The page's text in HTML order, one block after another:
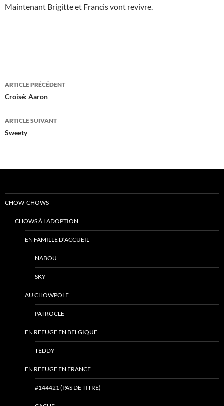
Maintenant Brigitte et Francis vont revivre.
Navigation
des
articles
ARTICLE PRÉCÉDENT
Croisé: Aaron
ARTICLE SUIVANT
Sweety
CHOW-CHOWS
CHOWS À L’ADOPTION
EN FAMILLE D’ACCUEIL
NABOU
SKY
AU CHOWPOLE
PATROCLE
EN REFUGE EN BELGIQUE
TEDDY
EN REFUGE EN FRANCE
#144421 (PAS DE TITRE)